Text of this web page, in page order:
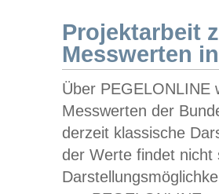
Projektarbeit
Messwerten
Über PEGELONLINE
Messwerten der
derzeit klassische
der Werte findet